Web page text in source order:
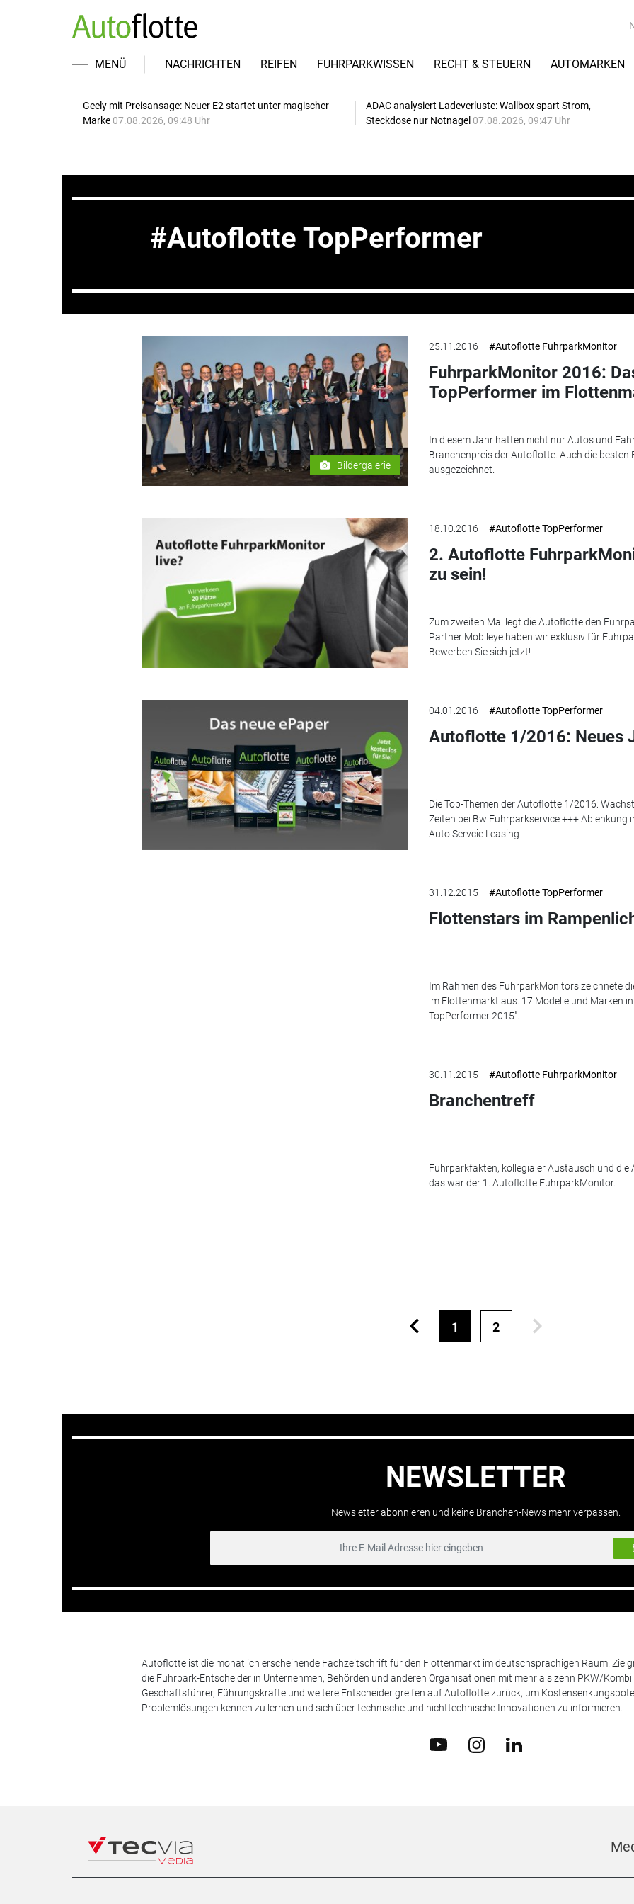
MENÜ NACHRICHTEN REIFEN FUHRPARKWISSEN RECHT & STEUERN AUTOMARKEN
Geely mit Preisansage: Neuer E2 startet unter magischer
Marke 07.08.2026, 09:48 Uhr
ADAC analysiert Ladeverluste: Wallbox spart Strom,
Steckdose nur Notnagel 07.08.2026, 09:47 Uhr
Autoflotte TopPerformer
Bildergalerie
25.11.2016 #Autoflotte FuhrparkMonitor
FuhrparkMonitor 2016:
TopPerformer im
In diesem Jahr hatten nicht nur Autos und
Branchenpreis der Autoflotte. Auch die
ausgezeichnet.
18.10.2016 #Autoflotte TopPerformer
2. Autoflotte
zu sein!
Zum zweiten Mal legt die Autoflotte den
Partner Mobileye haben wir exklusiv für
Bewerben Sie sich jetzt!
04.01.2016 #Autoflotte TopPerformer
Autoflotte 1/2016: Neues
Die Top-Themen der Autoflotte 1/2016:
Zeiten bei Bw Fuhrparkservice +++ Ablenkung
Auto Servcie Leasing
31.12.2015 #Autoflotte TopPerformer
Flottenstars im
Im Rahmen des FuhrparkMonitors zeichnete
im Flottenmarkt aus. 17 Modelle und Marken
TopPerformer 2015".
30.11.2015 #Autoflotte FuhrparkMonitor
Branchentreff
Fuhrparkfakten, kollegialer Austausch und die
das war der 1. Autoflotte FuhrparkMonitor.
1 2
NEWSLETTER
Newsletter abonnieren und keine Branchen-News mehr verpassen.
Autoflotte ist die monatlich erscheinende Fachzeitschrift für den Flottenmarkt im deutschsprachigen Raum.
die Fuhrpark-Entscheider in Unternehmen, Behörden und anderen Organisationen mit mehr als zehn PKW/
Geschäftsführer, Führungskräfte und weitere Entscheider greifen auf Autoflotte zurück, um
Problemlösungen kennen zu lernen und sich über technische und nichttechnische Innovationen zu informieren.